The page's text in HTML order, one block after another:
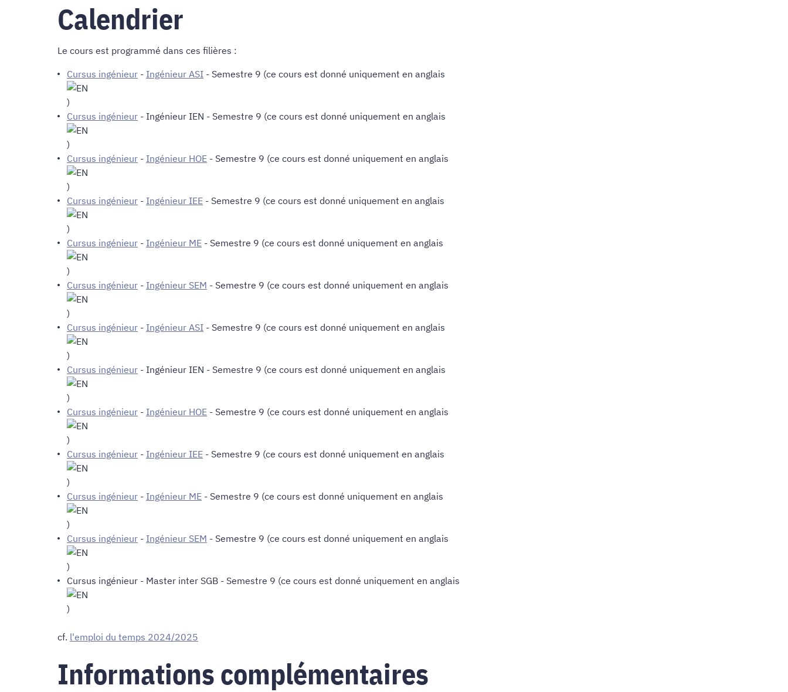
Calendrier
Le cours est programmé dans ces filières :
Cursus ingénieur - Ingénieur ASI - Semestre 9 (ce cours est donné uniquement en anglais
)
Cursus ingénieur - Ingénieur IEN - Semestre 9 (ce cours est donné uniquement en anglais
)
Cursus ingénieur - Ingénieur HOE - Semestre 9 (ce cours est donné uniquement en anglais
)
Cursus ingénieur - Ingénieur IEE - Semestre 9 (ce cours est donné uniquement en anglais
)
Cursus ingénieur - Ingénieur ME - Semestre 9 (ce cours est donné uniquement en anglais
)
Cursus ingénieur - Ingénieur SEM - Semestre 9 (ce cours est donné uniquement en anglais
)
Cursus ingénieur - Ingénieur ASI - Semestre 9 (ce cours est donné uniquement en anglais
)
Cursus ingénieur - Ingénieur IEN - Semestre 9 (ce cours est donné uniquement en anglais
)
Cursus ingénieur - Ingénieur HOE - Semestre 9 (ce cours est donné uniquement en anglais
)
Cursus ingénieur - Ingénieur IEE - Semestre 9 (ce cours est donné uniquement en anglais
)
Cursus ingénieur - Ingénieur ME - Semestre 9 (ce cours est donné uniquement en anglais
)
Cursus ingénieur - Ingénieur SEM - Semestre 9 (ce cours est donné uniquement en anglais
)
Cursus ingénieur - Master inter SGB - Semestre 9 (ce cours est donné uniquement en anglais
)
cf. l'emploi du temps 2024/2025
Informations complémentaires